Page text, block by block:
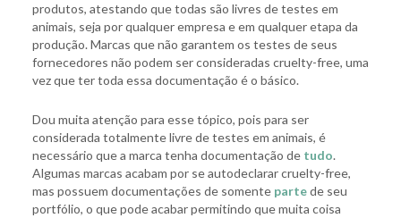
produtos, atestando que todas são livres de testes em
animais, seja por qualquer empresa e em qualquer etapa da
produção. Marcas que não garantem os testes de seus
fornecedores não podem ser consideradas cruelty-free, uma
vez que ter toda essa documentação é o básico.
Dou muita atenção para esse tópico, pois para ser
considerada totalmente livre de testes em animais, é
necessário que a marca tenha documentação de tudo.
Algumas marcas acabam por se autodeclarar cruelty-free,
mas possuem documentações de somente partede seu
portfólio, o que pode acabar permitindo que muita coisa